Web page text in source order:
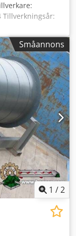
Tillverkningsår:
mm Däck: 6
15 kW / 970
Småannons
1 /2